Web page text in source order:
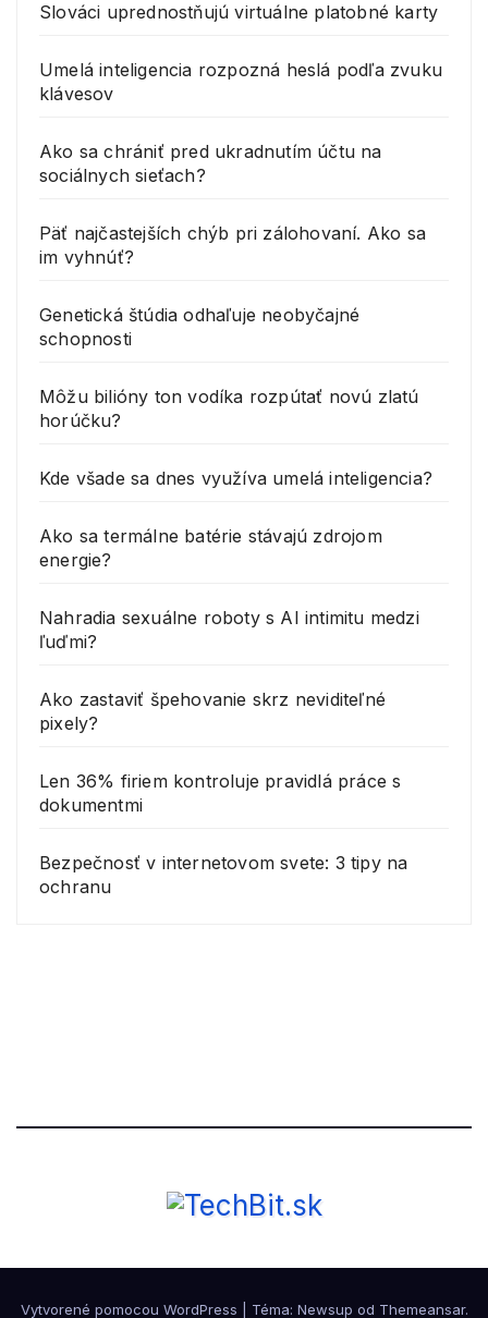
Slováci uprednostňujú virtuálne platobné karty
Umelá inteligencia rozpozná heslá podľa zvuku
klávesov
Ako sa chrániť pred ukradnutím účtu na
sociálnych sieťach?
Päť najčastejších chýb pri zálohovaní. Ako sa
im vyhnúť?
Genetická štúdia odhaľuje neobyčajné
schopnosti
Môžu bilióny ton vodíka rozpútať novú zlatú
horúčku?
Kde všade sa dnes využíva umelá inteligencia?
Ako sa termálne batérie stávajú zdrojom
energie?
Nahradia sexuálne roboty s AI intimitu medzi
ľuďmi?
Ako zastaviť špehovanie skrz neviditeľné
pixely?
Len 36% firiem kontroluje pravidlá práce s
dokumentmi
Bezpečnosť v internetovom svete: 3 tipy na
ochranu
Vytvorené pomocou WordPress Téma: Newsup od Themeansar.